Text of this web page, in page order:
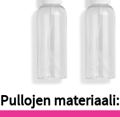
Pullojen materiaali: